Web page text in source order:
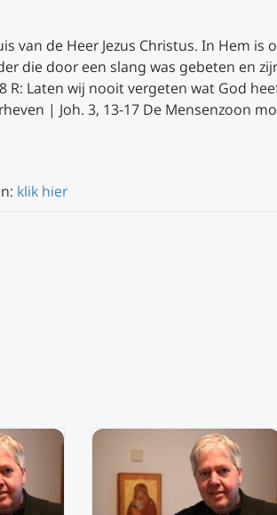
van de Heer Jezus Christus. In Hem is
die door een slang was gebeten en
R: Laten wij nooit vergeten wat God
| Joh. 3, 13-17 De Mensenzoon
klik hier